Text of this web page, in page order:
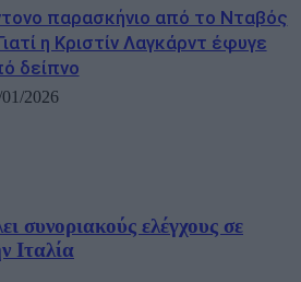
παρασκήνιο από το Νταβός
η Κριστίν Λαγκάρντ έφυγε
δείπνο
2026
συνοριακούς ελέγχους σε
Ιταλία